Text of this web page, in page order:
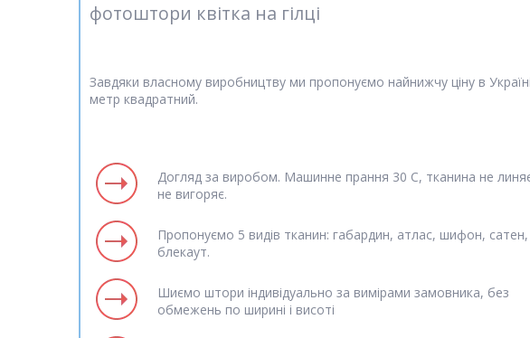
фотоштори квітка на гілці
Завдяки власному виробництву ми пропонуємо найнижчу ціну в
метр квадратний.
Догляд за виробом. Машинне прання 30 С, тканина не
не вигоряє.
Пропонуємо 5 видів тканин: габардин, атлас, шифон, сатен,
блекаут.
Шиємо штори індивідуально за вимірами замовника, без
обмежень по ширині і висоті